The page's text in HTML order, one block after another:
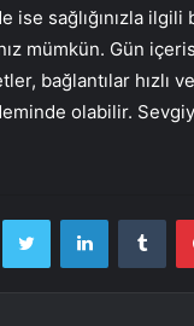
ise sağlığınızla ilgili
mümkün. Gün
bağlantılar hızlı
olabilir.
Twitter LinkedIn